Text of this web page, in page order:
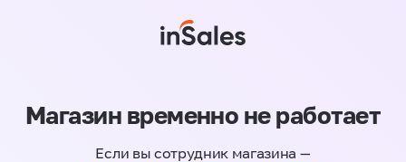
Магазин временно не работает
Если вы сотрудник магазина —